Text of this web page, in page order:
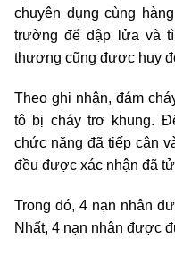
chuyên dụng cùng
trường để dập lửa và
thương cũng được huy
Theo ghi nhận, đám
tô bị cháy trơ khung.
chức năng đã tiếp cận
đều được xác nhận đã
Trong đó, 4 nạn nhân
Nhất, 4 nạn nhân được